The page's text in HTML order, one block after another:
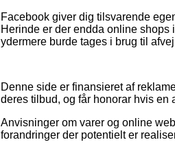
Facebook giver dig tilsvarende
Herinde er der endda online
ydermere burde tages i brug til
Denne side er finansieret af
deres tilbud, og får honorar hvis
Anvisninger om varer og online
forandringer der potentielt er